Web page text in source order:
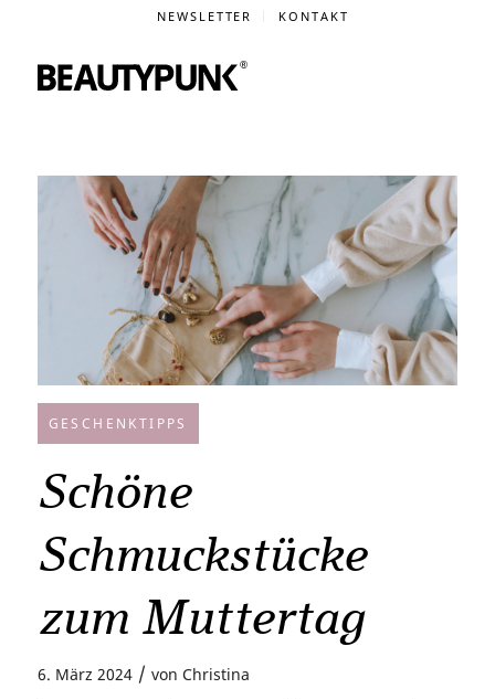
NEWSLETTER KONTAKT
GESCHENKTIPPS
Schöne
Schmuckstücke
zum Muttertag
6. März 2024 / von Christina